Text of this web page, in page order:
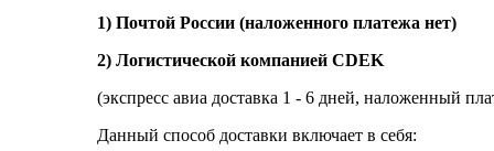
1) Почтой России (наложенного платежа нет)
2) Логистической компанией CDEK
(экспресс авиа доставка 1 - 6 дней, наложенный
Данный способ доставки включает в себя: